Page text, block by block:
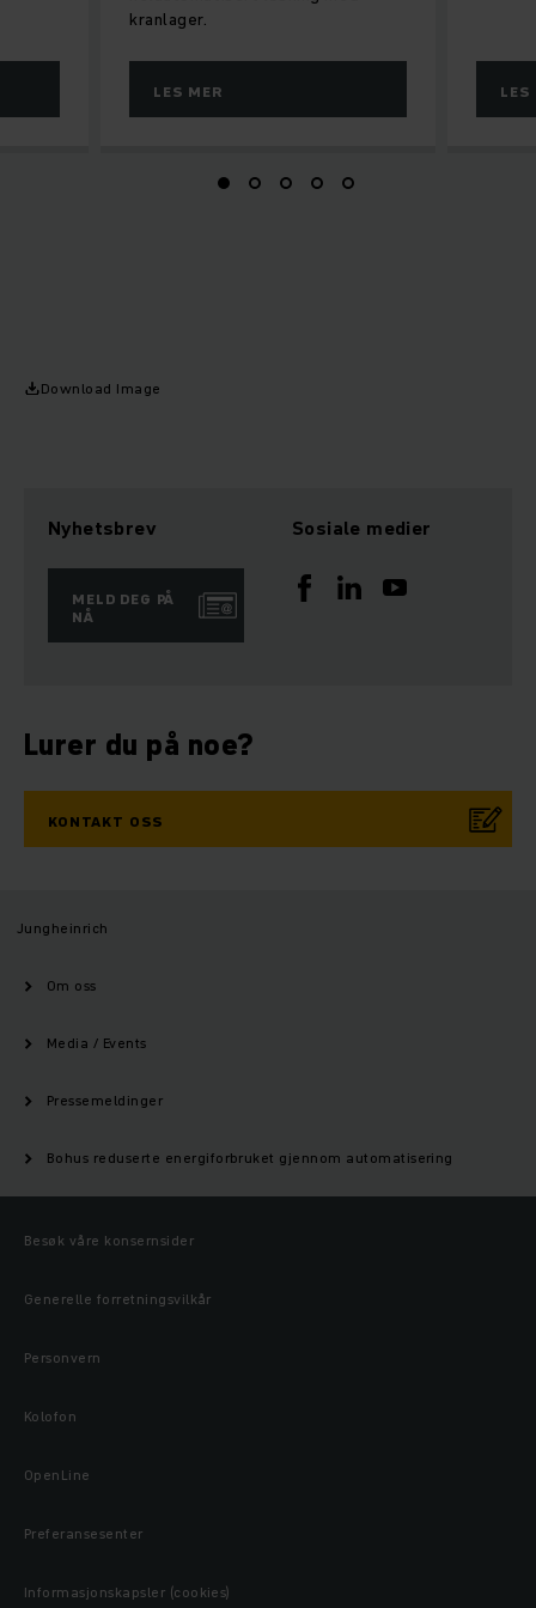
kranlager.
LES MER LES
Download Image
Nyhetsbrev
MELD DEG PÅ
NÅ
Sosiale medier
Lurer du på noe?
KONTAKT OSS
Jungheinrich
Om oss
Media / Events
Pressemeldinger
Bohus reduserte energiforbruket gjennom automatisering
Besøk våre konsernsider
Generelle forretningsvilkår
Personvern
Kolofon
OpenLine
Preferansesenter
Informasjonskapsler (cookies)